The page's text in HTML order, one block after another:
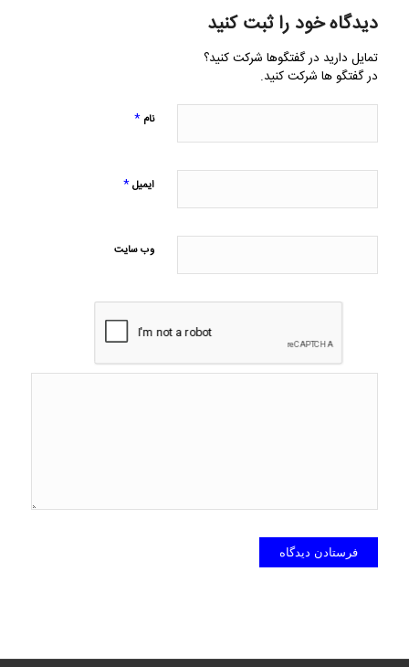
دیدگاه خود را ثبت کنید
تمایل دارید در گفتگوها شرکت کنید؟
در گفتگو ها شرکت کنید.
نام *
ایمیل*
وب‌ سایت